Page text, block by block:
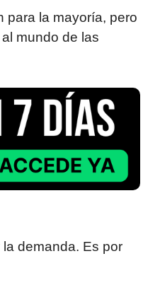
para la mayoría, pero
mundo de las
demanda. Es por